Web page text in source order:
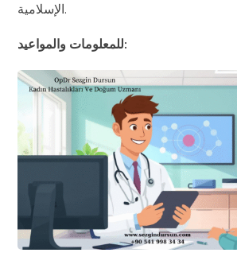
الإسلامية.
للمعلومات والمواعيد: